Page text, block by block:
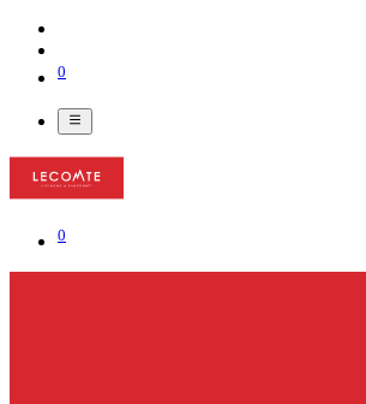
0
0